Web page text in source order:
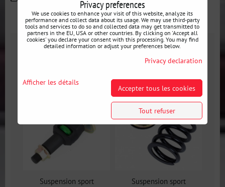
Galerie Informations Complémentaires
Suspension sport
Suspension sport
Privacy preferences
We use cookies to enhance your visit of this website, analyze its
performance and collect data about its usage. We may use third-party
tools and services to do so and collected data may get transmitted to
partners in the EU, USA or other countries. By clicking on 'Accept all
cookies' you declare your consent with this processing. You may find
detailed information or adjust your preferences below.
Privacy declaration
Afficher les détails
Accepter tous les cookies
Tout refuser